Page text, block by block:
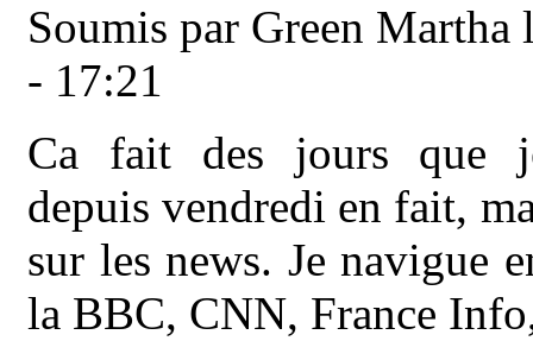
Soumis par Green Martha
- 17:21
Ca fait des jours que
depuis vendredi en fait,
sur les news. Je navigue
la BBC, CNN, France